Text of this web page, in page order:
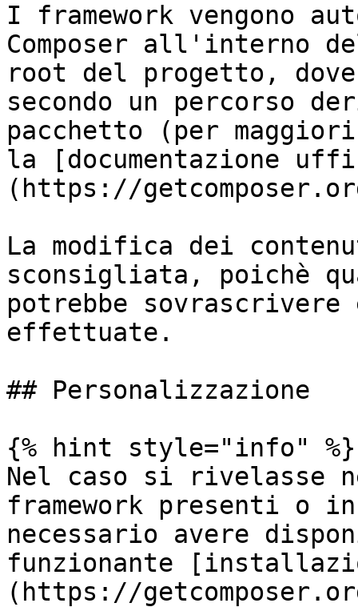
I framework vengono
Composer all'interno
root del progetto, dove
secondo un percorso
pacchetto (per
la [documentazione
(https://
La modifica dei
sconsigliata, poichè
potrebbe
effettuate.
## Personalizzazione
{% hint style="info" %}
Nel caso si rivelasse
framework presenti o
necessario avere
funzionante
(https://